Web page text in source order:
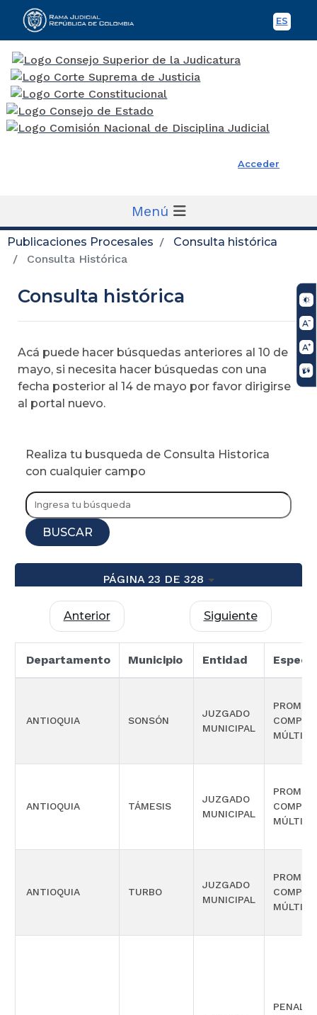
ES
Rama Judicial
Acceder
Menú
Publicaciones Procesales
Consulta histórica
Consulta Histórica
Consulta histórica
Acá puede hacer búsquedas anteriores al 10 de
mayo, si necesita hacer búsquedas con una
fecha posterior al 14 de mayo por favor dirigirse
al portal nuevo.
Realiza tu busqueda de Consulta Historica
con cualquier campo
BUSCAR
PÁGINA 23 DE 328
Anterior Siguiente
Departamento Municipio Entidad
ANTIOQUIA SONSÓN
JUZGADO
MUNICIPAL
ANTIOQUIA TÁMESIS
JUZGADO
MUNICIPAL
ANTIOQUIA TURBO
JUZGADO
MUNICIPAL
PENAL